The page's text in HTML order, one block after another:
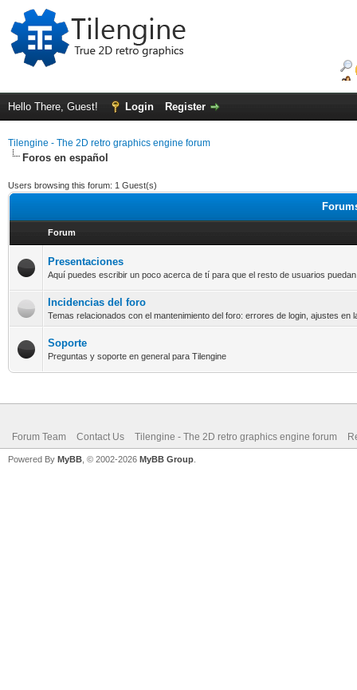
Hello There, Guest! Login Register
Tilengine - The 2D retro graphics engine forum
Foros en español
Users browsing this forum: 1 Guest(s)
Forum
Presentaciones
Aquí puedes escribir un poco acerca de tí para que el resto de usuarios
Incidencias del foro
Temas relacionados con el mantenimiento del foro: errores de login, ajustes en
Soporte
Preguntas y soporte en general para Tilengine
Forum Team Contact Us Tilengine - The 2D retro graphics engine forum
Powered By MyBB , © 2002-2026 MyBB Group